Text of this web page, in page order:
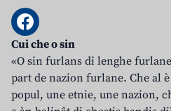
Cui che o sin
«O sin furlans di lenghe
part de nazion furlane. Che al
popul, une etnie, une nazion,